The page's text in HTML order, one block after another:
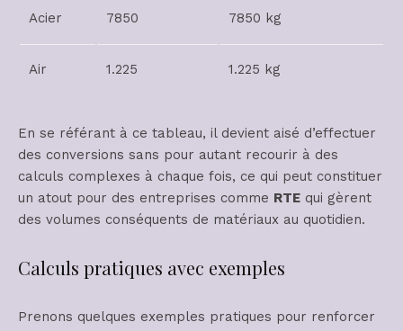
Acier 7850 7850 kg
Air 1.225 1.225 kg
En se référant à ce tableau, il devient aisé d’effectuer
des conversions sans pour autant recourir à des
calculs complexes à chaque fois, ce qui peut constituer
un atout pour des entreprises comme RTE qui gèrent
des volumes conséquents de matériaux au quotidien.
Calculs pratiques avec exemples
Prenons quelques exemples pratiques pour renforcer